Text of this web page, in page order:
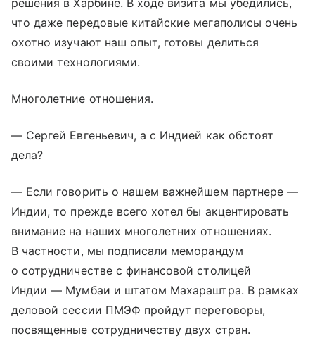
решения в Харбине. В ходе визита мы убедились,
что даже передовые китайские мегаполисы очень
охотно изучают наш опыт, готовы делиться
своими технологиями.
Многолетние отношения.
— Сергей Евгеньевич, а с Индией как обстоят
дела?
— Если говорить о нашем важнейшем партнере —
Индии, то прежде всего хотел бы акцентировать
внимание на наших многолетних отношениях.
В частности, мы подписали меморандум
о сотрудничестве с финансовой столицей
Индии — Мумбаи и штатом Махараштра. В рамках
деловой сессии ПМЭФ пройдут переговоры,
посвященные сотрудничеству двух стран.